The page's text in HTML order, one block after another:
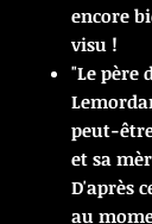
encore
visu !
"Le père
peut-
et sa
D'après
au